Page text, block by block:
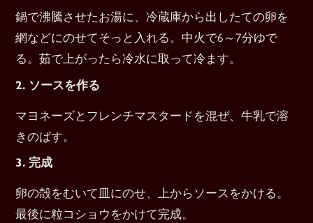
鍋で沸騰させたお湯に、冷蔵庫から出したての卵を
網などにのせてそっと入れる。中火で6～7分ゆで
る。茹で上がったら冷水に取って冷ます。
2. ソースを作る
マヨネーズとフレンチマスタードを混ぜ、牛乳で溶
きのばす。
3. 完成
卵の殻をむいて皿にのせ、上からソースをかける。
最後に粒コショウをかけて完成。